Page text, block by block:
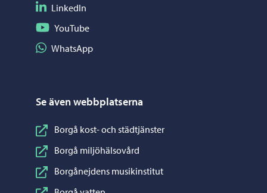
Följ på LinkedIn
LinkedIn
Följ på YouTube
YouTube
Dela på WhatsApp
WhatsApp
Se även webbplatserna
Borgå kost- och städtjänster
Borgå miljöhälsovård
Borgånejdens musikinstitut